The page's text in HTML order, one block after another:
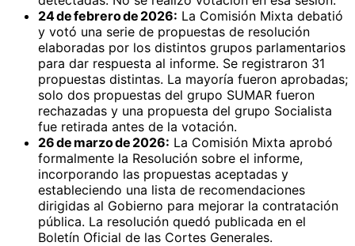
24 de febrero de 2026: La Comisión Mixta debatió
y votó una serie de propuestas de resolución
elaboradas por los distintos grupos parlamentarios
para dar respuesta al informe. Se registraron 31
propuestas distintas. La mayoría fueron aprobadas;
solo dos propuestas del grupo SUMAR fueron
rechazadas y una propuesta del grupo Socialista
fue retirada antes de la votación.
26 de marzo de 2026: La Comisión Mixta aprobó
formalmente la Resolución sobre el informe,
incorporando las propuestas aceptadas y
estableciendo una lista de recomendaciones
dirigidas al Gobierno para mejorar la contratación
pública. La resolución quedó publicada en el
Boletín Oficial de las Cortes Generales.